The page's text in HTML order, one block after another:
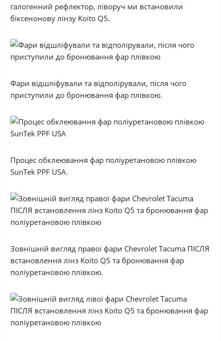
галогенний рефлектор, ліворуч ми встановили
біксенонову лінзу Koito Q5.
Фари відшліфували та відполірували, після чого
приступили до бронювання фар плівкою.
Процес обклеювання фар поліуретановою плівкою
SunTek PPF USA.
Зовнішній вигляд правої фари Chevrolet Tacuma ПІСЛЯ
встановлення лінз Koito Q5 та бронювання фар
поліуретановою плівкою.